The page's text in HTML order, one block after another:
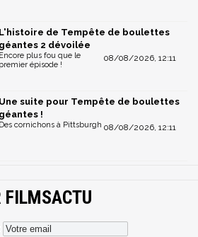
L'histoire de Tempête de boulettes
géantes 2 dévoilée
08/08/2026, 12:11
Encore plus fou que le
premier épisode !
Une suite pour Tempête de boulettes
géantes !
08/08/2026, 12:11
Des cornichons à Pittsburgh
FILMSACTU